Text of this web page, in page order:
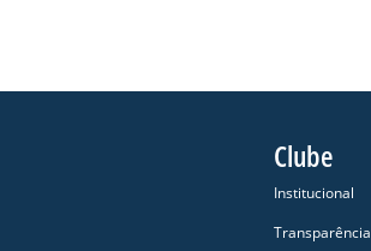
Clube
Institucional
Transparência